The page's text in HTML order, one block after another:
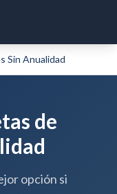
Sin Anualidad
de
opción si